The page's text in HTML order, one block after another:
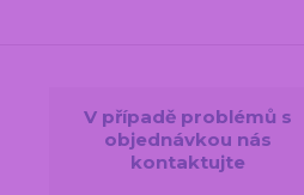
V případě problémů s
objednávkou nás
kontaktujte